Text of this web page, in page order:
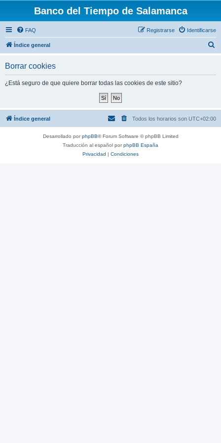
Banco del Tiempo de Salamanca
FAQ Identificarse
Registrarse
Índice general
Borrar cookies
¿Está seguro de que quiere borrar todas las cookies de este sitio?
Índice general Todos los horarios son UTC+02:00
Desarrollado porphpBB® Forum Software © phpBB Limited
Traducción al español porphpBB España
Privacidad | Condiciones